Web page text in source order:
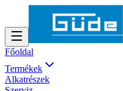
Főoldal
Termékek
Alkatrészek